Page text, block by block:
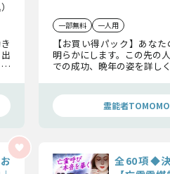
一部無料 一人用
【お買い得パック】あな
明らかにします。この先の
での成功、晩年の姿を詳し
霊能者
全60項◆